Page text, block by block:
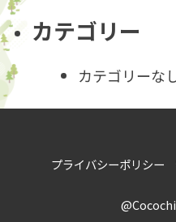
カテゴリー
カテゴリーな
プライバシーポリシー